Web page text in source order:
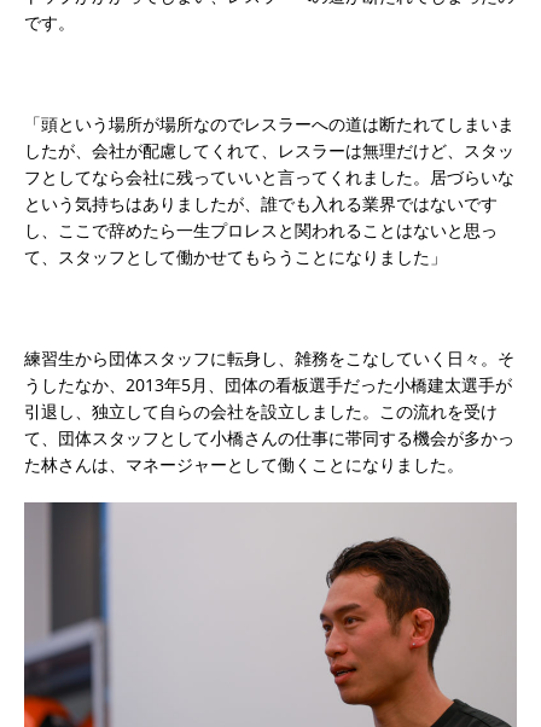
です。
「頭という場所が場所なのでレスラーへの道は断たれてしまいま
したが、会社が配慮してくれて、レスラーは無理だけど、スタッ
フとしてなら会社に残っていいと言ってくれました。居づらいな
という気持ちはありましたが、誰でも入れる業界ではないです
し、ここで辞めたら一生プロレスと関われることはないと思っ
て、スタッフとして働かせてもらうことになりました」
練習生から団体スタッフに転身し、雑務をこなしていく日々。そ
うしたなか、2013年5月、団体の看板選手だった小橋建太選手が
引退し、独立して自らの会社を設立しました。この流れを受け
て、団体スタッフとして小橋さんの仕事に帯同する機会が多かっ
た林さんは、マネージャーとして働くことになりました。